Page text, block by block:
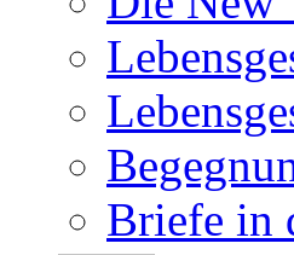
Briefe in